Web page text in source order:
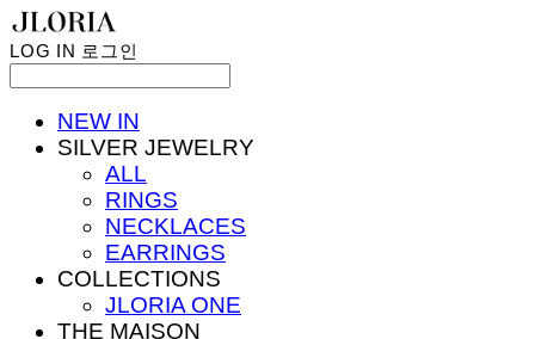
LOG IN 로그인
NEW IN
SILVER JEWELRY
ALL
RINGS
NECKLACES
EARRINGS
COLLECTIONS
JLORIA ONE
THE MAISON